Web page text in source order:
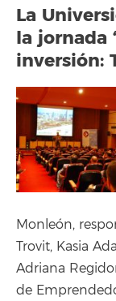
La
la jornada
inversión:
Monleón,
Trovit, Kasia
Adriana
de